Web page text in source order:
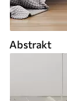
Abstrakt